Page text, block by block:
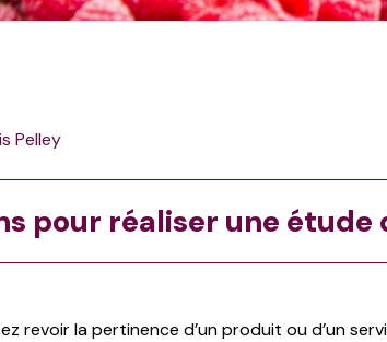
Pelley
pour réaliser une étude
revoir la pertinence d’un produit ou d’un